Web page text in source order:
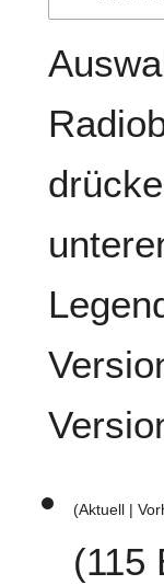
7
Aktuell
115